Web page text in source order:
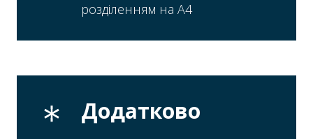
розділенням на А4
Додатково